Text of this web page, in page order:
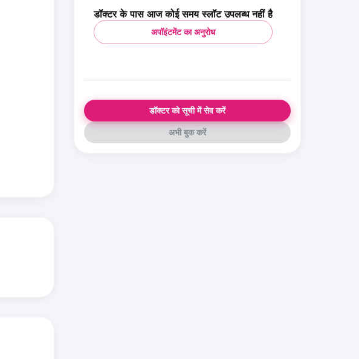
डॉक्टर के पास आज कोई समय स्लॉट उपलब्ध नहीं है
अपॉइंटमेंट का अनुरोध
डॉक्टर को सूची में सेव करें
अभी बुक करें